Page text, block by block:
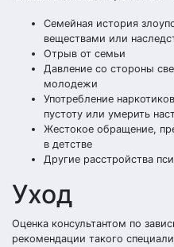
Семейная история
веществами или
Отрыв от семьи
Давление со стороны
молодежи
Употребление
пустоту или умерить
Жестокое обращение,
в детстве
Другие расстройства
Уход
Оценка консультантом по
рекомендации такого